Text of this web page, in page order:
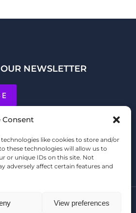
Consent
like cookies to store and/or
these technologies will allow us to
or unique IDs on this site. Not
adversely affect certain features and
View preferences
NEWSLETTER